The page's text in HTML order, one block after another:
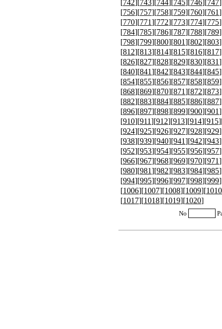
[742][743][744][745][746][747
[756][757][758][759][760][761
[770][771][772][773][774][775
[784][785][786][787][788][789
[798][799][800][801][802][803
[812][813][814][815][816][817
[826][827][828][829][830][831
[840][841][842][843][844][845
[854][855][856][857][858][859
[868][869][870][871][872][873
[882][883][884][885][886][887
[896][897][898][899][900][901
[910][911][912][913][914][915
[924][925][926][927][928][929
[938][939][940][941][942][943
[952][953][954][955][956][957
[966][967][968][969][970][971
[980][981][982][983][984][985
[994][995][996][997][998][999
[1006][1007][1008][1009][1010
[1017][1018][1019][1020]
No